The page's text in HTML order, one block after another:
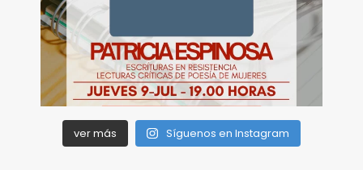
ver más Síguenos en Instagram